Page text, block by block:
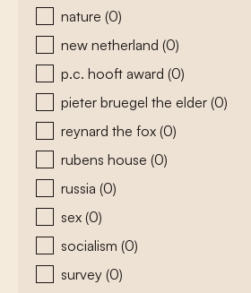
nature (0)
new netherland (0)
p.c. hooft award (0)
pieter bruegel the elder (0)
reynard the fox (0)
rubens house (0)
russia (0)
sex (0)
socialism (0)
survey (0)